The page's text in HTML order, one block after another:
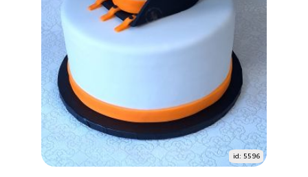
id: 5596